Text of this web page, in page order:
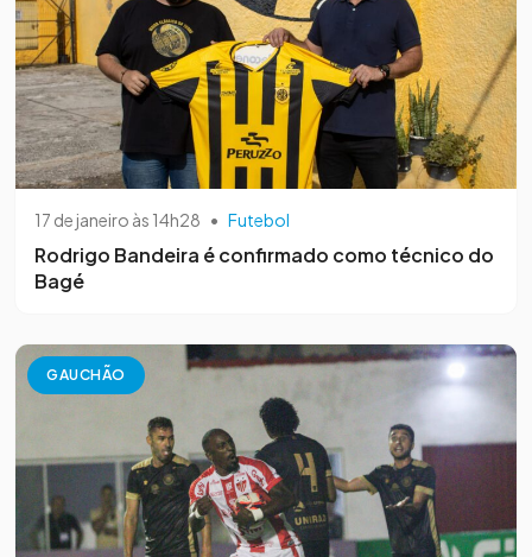
17 de janeiro às 14h28 • Futebol
Rodrigo Bandeira é confirmado como técnico do
Bagé
GAUCHÃO